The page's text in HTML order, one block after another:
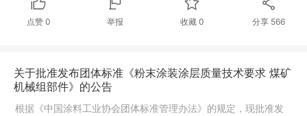
点赞 0 举报 收藏 0 分享 566
关于批准发布团体标准《粉末涂装涂层质量技术要求 煤矿
机械组部件》的公告
根据《中国涂料工业协会团体标准管理办法》的规定，现批准发